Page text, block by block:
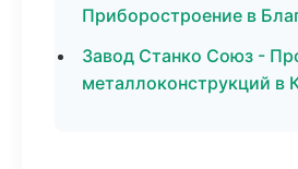
Приборостроение в
Завод Станко Союз -
металлоконструкций в